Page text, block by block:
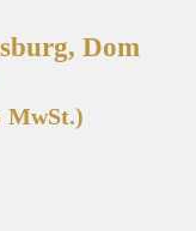
Dom
MwSt.)